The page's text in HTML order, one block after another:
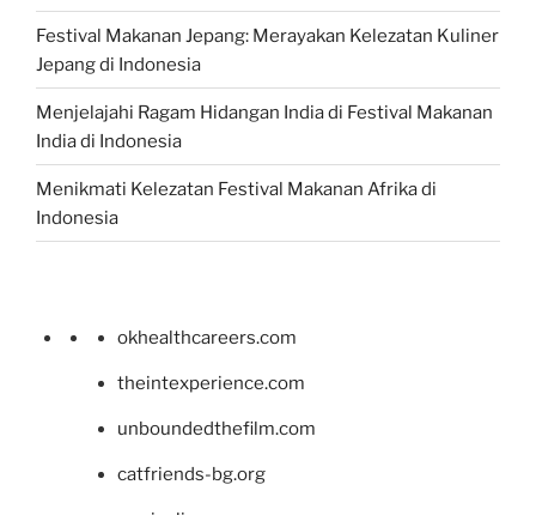
Festival Makanan Jepang: Merayakan Kelezatan Kuliner
Jepang di Indonesia
Menjelajahi Ragam Hidangan India di Festival Makanan
India di Indonesia
Menikmati Kelezatan Festival Makanan Afrika di
Indonesia
okhealthcareers.com
theintexperience.com
unboundedthefilm.com
catfriends-bg.org